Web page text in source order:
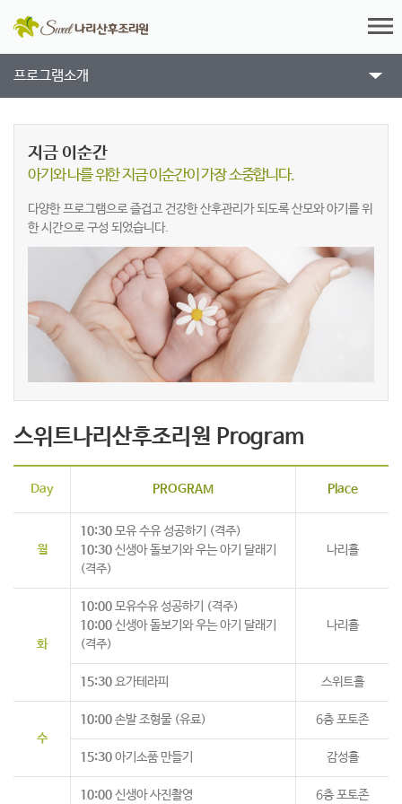
프로그램소개
지금 이순간
아기와 나를 위한 지금 이순간이 가장 소중합니다.
다양한 프로그램으로 즐겁고 건강한 산후관리가 되도록 산모와 아기를 위
한 시간으로구성 되었습니다.
스위트나리산후조리원 Program
Day PROGRAM Place
월
10:30모유 수유 성공하기 (격주)
10:30신생아 돌보기와 우는 아기 달래기
(격주)
나리홀
화
10:00모유수유 성공하기 (격주)
10:00신생아 돌보기와 우는 아기 달래기
(격주)
나리홀
15:30요가테라피 스위트홀
수
10:00손발 조형물 (유료) 6층 포토존
15:30아기소품 만들기 감성홀
10:00신생아 사진촬영 6층 포토존